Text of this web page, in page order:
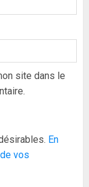
site dans le
En
vos
et met en
à
: Adji
la